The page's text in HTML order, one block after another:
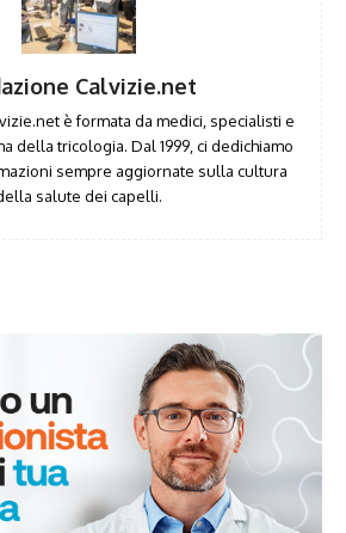
Calvizie.net
è formata da medici, specialisti e
della tricologia. Dal 1999, ci dedichiamo
sempre aggiornate sulla cultura
salute dei capelli.